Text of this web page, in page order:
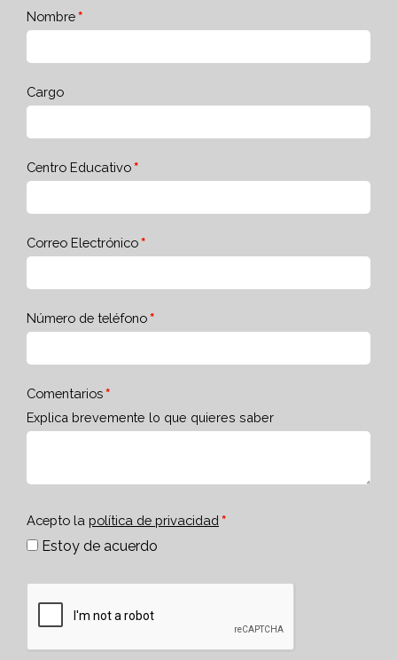
Nombre
Cargo
Centro Educativo
Correo Electrónico
Número de teléfono
Comentarios
Explica brevemente lo que quieres saber
Acepto la política de privacidad
Estoy de acuerdo